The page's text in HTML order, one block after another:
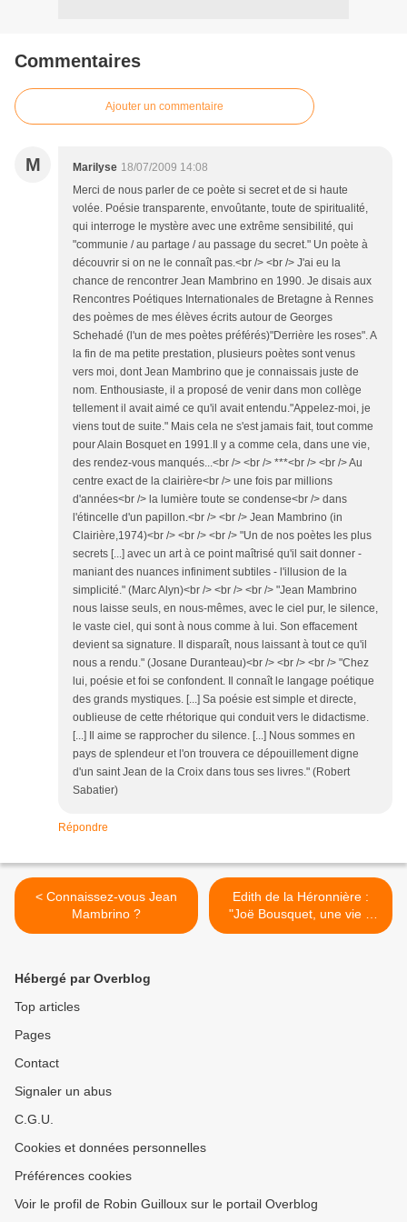
Commentaires
Ajouter un commentaire
M Marilyse 18/07/2009 14:08
Merci de nous parler de ce poète si secret et de si haute
volée. Poésie transparente, envoûtante, toute de spiritualité,
qui interroge le mystère avec une extrême sensibilité, qui
"communie / au partage / au passage du secret." Un poète à
découvrir si on ne le connaît pas.<br /> <br /> J'ai eu la
chance de rencontrer Jean Mambrino en 1990. Je disais aux
Rencontres Poétiques Internationales de Bretagne à Rennes
des poèmes de mes élèves écrits autour de Georges
Schehadé (l'un de mes poètes préférés)"Derrière les roses". A
la fin de ma petite prestation, plusieurs poètes sont venus
vers moi, dont Jean Mambrino que je connaissais juste de
nom. Enthousiaste, il a proposé de venir dans mon collège
tellement il avait aimé ce qu'il avait entendu."Appelez-moi, je
viens tout de suite." Mais cela ne s'est jamais fait, tout comme
pour Alain Bosquet en 1991.Il y a comme cela, dans une vie,
des rendez-vous manqués...<br /> <br /> ***<br /> <br /> Au
centre exact de la clairière<br /> une fois par millions
d'années<br /> la lumière toute se condense<br /> dans
l'étincelle d'un papillon.<br /> <br /> Jean Mambrino (in
Clairière,1974)<br /> <br /> <br /> "Un de nos poètes les plus
secrets [...] avec un art à ce point maîtrisé qu'il sait donner -
maniant des nuances infiniment subtiles - l'illusion de la
simplicité." (Marc Alyn)<br /> <br /> <br /> "Jean Mambrino
nous laisse seuls, en nous-mêmes, avec le ciel pur, le silence,
le vaste ciel, qui sont à nous comme à lui. Son effacement
devient sa signature. Il disparaît, nous laissant à tout ce qu'il
nous a rendu." (Josane Duranteau)<br /> <br /> <br /> "Chez
lui, poésie et foi se confondent. Il connaît le langage poétique
des grands mystiques. [...] Sa poésie est simple et directe,
oublieuse de cette rhétorique qui conduit vers le didactisme.
[...] Il aime se rapprocher du silence. [...] Nous sommes en
pays de splendeur et l'on trouvera ce dépouillement digne
d'un saint Jean de la Croix dans tous ses livres." (Robert
Sabatier)
Répondre
< Connaissez-vous Jean
Mambrino ?
Edith de la Héronnière :
"Joë Bousquet, une vie à
corps perdu" >
Hébergé par Overblog
Top articles
Pages
Contact
Signaler un abus
C.G.U.
Cookies et données personnelles
Préférences cookies
Voir le profil de Robin Guilloux sur le portail Overblog